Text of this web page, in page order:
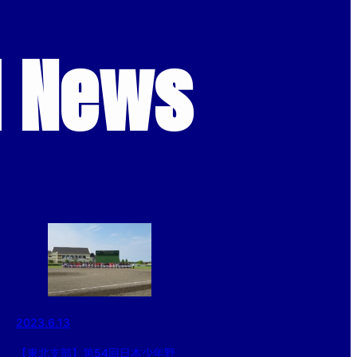
2023.6.13
【東北支部】第54回日本少年野